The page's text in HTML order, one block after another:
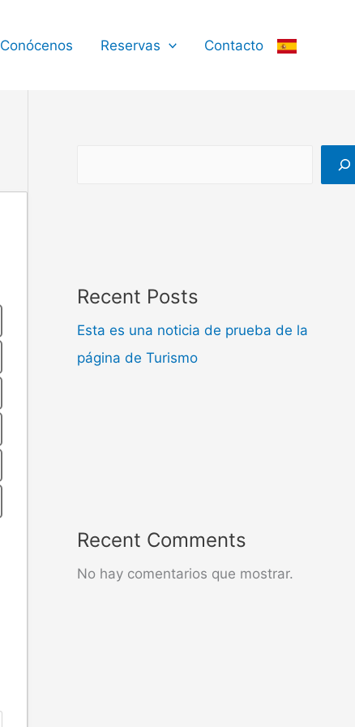
Conócenos Reservas Contacto
Recent Posts
Esta es una noticia de prueba de la
página de Turismo
Recent Comments
No hay comentarios que mostrar.